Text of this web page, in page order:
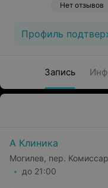
Нет отзывов
Профиль
Запись
А Клиника
Могилев, пер.
до 21:00